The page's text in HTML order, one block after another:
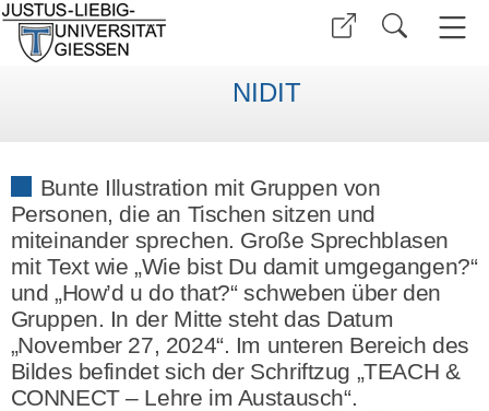
NIDIT
Bunte Illustration mit Gruppen von
Personen, die an Tischen sitzen und
miteinander sprechen. Große Sprechblasen
mit Text wie „Wie bist Du damit umgegangen?“
und „How’d u do that?“ schweben über den
Gruppen. In der Mitte steht das Datum
„November 27, 2024“. Im unteren Bereich des
Bildes befindet sich der Schriftzug „TEACH &
CONNECT – Lehre im Austausch“.